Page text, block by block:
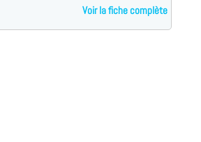
Voir la fiche complète